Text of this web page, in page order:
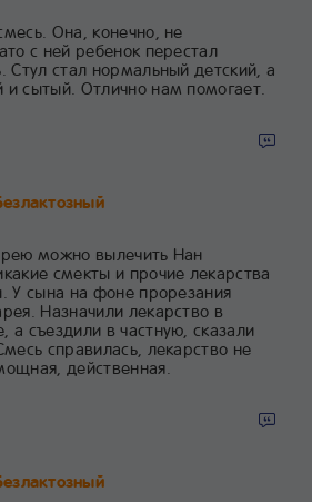
Она, конечно, не
с ней ребенок перестал
Стул стал нормальный детский, а
и сытый. Отлично нам помогает.
можно вылечить Нан
смекты и прочие лекарства
У сына на фоне прорезания
Назначили лекарство в
а съездили в частную, сказали
справилась, лекарство не
действенная.